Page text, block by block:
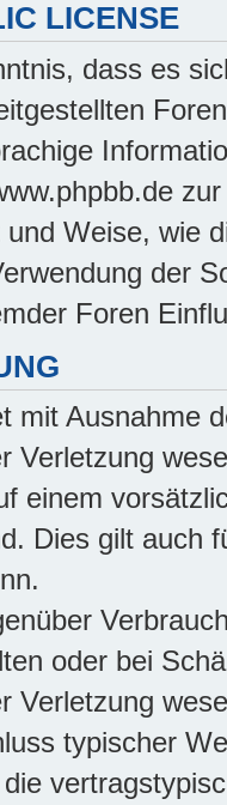
LICENSE
dass es
Weise, wie
der
Foren
mit Ausnahme
Verletzung
einem
Dies gilt auch
oder bei
Verletzung
typischer